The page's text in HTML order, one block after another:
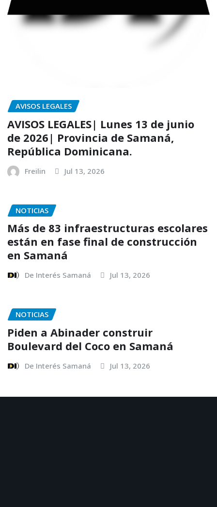
AVISOS LEGALES
AVISOS LEGALES| Lunes 13 de junio
de 2026| Provincia de Samaná,
República Dominicana.
Freilin Jul 13, 2026
NOTICIAS
Más de 83 infraestructuras escolares
están en fase final de construcción
en Samaná
De Interés Samaná Jul 13, 2026
NOTICIAS
Piden a Abinader construir
Boulevard del Coco en Samaná
De Interés Samaná Jul 13, 2026